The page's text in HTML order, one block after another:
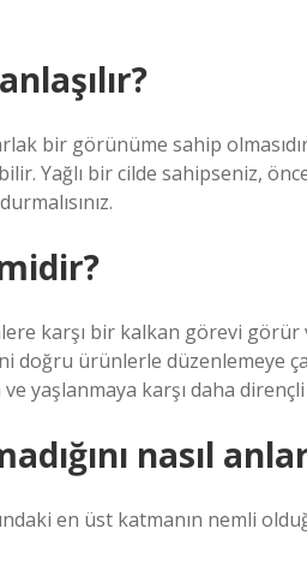
bir görünüme sahip
Yağlı bir cilde sahipseniz,
karşı bir kalkan görevi
doğru ürünlerle düzenlemeye
yaşlanmaya karşı daha dirençli
nasıl
en üst katmanın nemli